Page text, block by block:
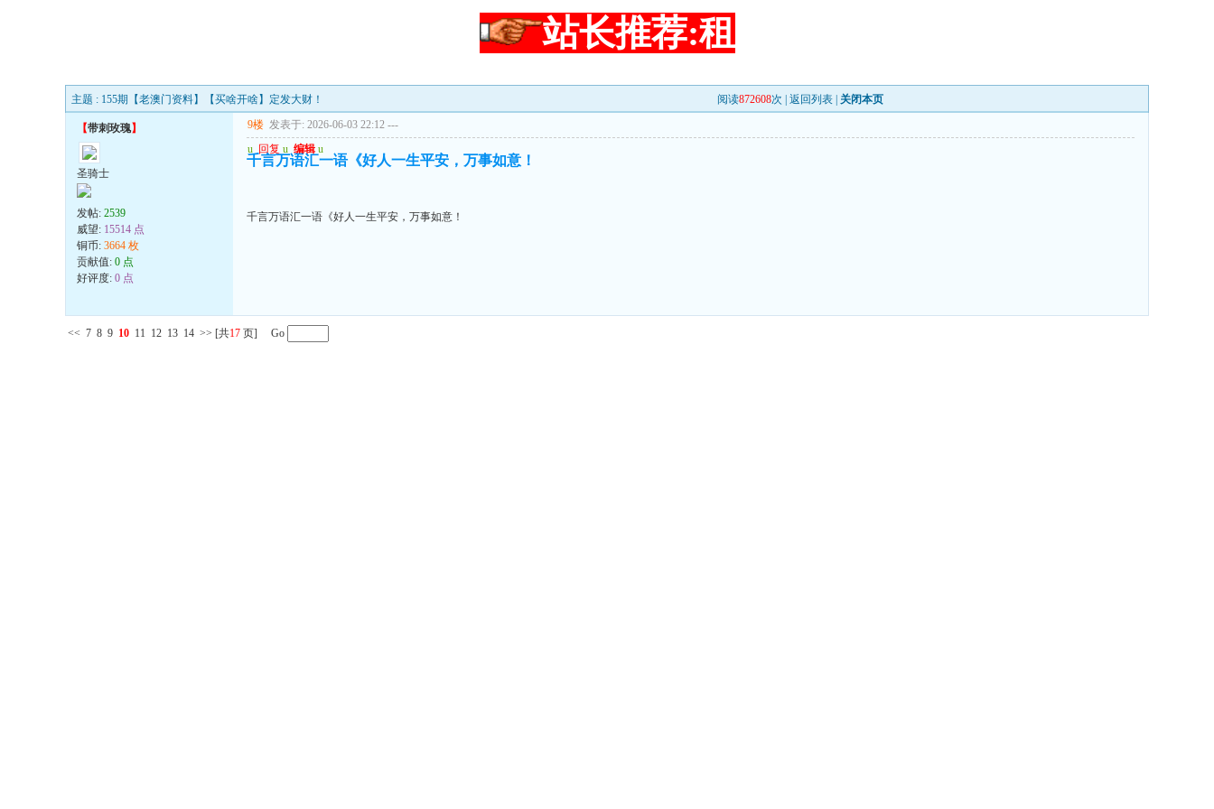
站长推荐:租
主题 : 155期【老澳门资料】【买啥开啥】定发大财！ 阅读872608次 | 返回列表 关闭本页
【带刺玫瑰】
圣骑士
发帖: 2539
威望: 15514 点
铜币: 3664 枚
贡献值: 0 点
好评度: 0 点
9楼 发表于: 2026-06-03 22:12 ---
u 回复 u 编辑 u
千言万语汇一语《好人一生平安，万事如意！
千言万语汇一语《好人一生平安，万事如意！
<< 7 8 9 10 11 12 13 14 >> [共17 页] Go